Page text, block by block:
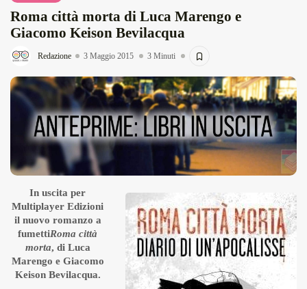
Roma città morta di Luca Marengo e
Giacomo Keison Bevilacqua
Redazione 3 Maggio 2015 3 Minuti
In uscita per
Multiplayer Edizioni
il nuovo romanzo a
fumettiRoma città
morta, di Luca
Marengo e Giacomo
Keison Bevilacqua.